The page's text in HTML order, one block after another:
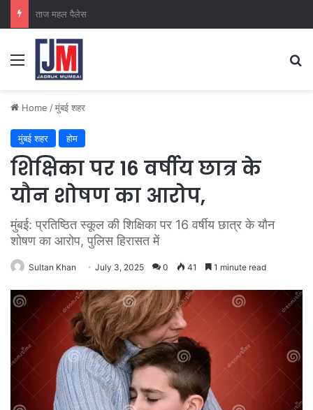
क्राइम ब्रांच कक्ष-2
Home /मुंबई शहर
मुंबई शहर होम
शिक्षिका पर 16 वर्षीय छात्र के
यौन शोषण का आरोप,
मुंबई: प्रतिष्ठित स्कूल की शिक्षिका पर 16 वर्षीय छात्र के यौन
शोषण का आरोप, पुलिस हिरासत में
Sultan Khan July 3, 2025 0 41 1 minute read